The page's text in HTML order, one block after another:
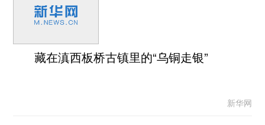
藏在滇西板桥古镇里的“乌铜走银”
新华网